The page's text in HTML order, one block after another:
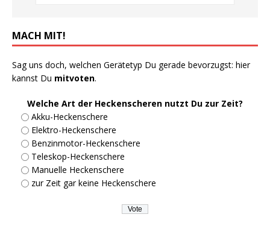
MACH MIT!
Sag uns doch, welchen Gerätetyp Du gerade bevorzugst: hier
kannst Du mitvoten.
Welche Art der Heckenscheren nutzt Du zur Zeit?
Akku-Heckenschere
Elektro-Heckenschere
Benzinmotor-Heckenschere
Teleskop-Heckenschere
Manuelle Heckenschere
zur Zeit gar keine Heckenschere